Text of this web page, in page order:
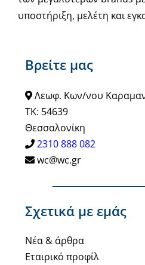
Βρείτε μας
Λεωφ. Κων/νου
ΤΚ: 54639
Θεσσαλονίκη
2310 888 082
wc@wc.gr
Σχετικά με εμάς
Νέα & άρθρα
Εταιρικό προφίλ
υποστήριξη, μελέτη και